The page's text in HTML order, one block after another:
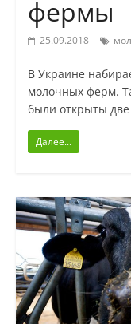
фермы
25.09.2018
В Украине
молочных ферм.
были открыты
Далее...